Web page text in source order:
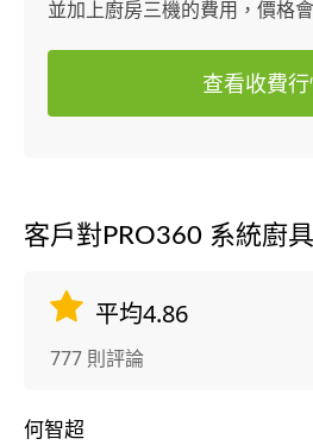
並加上廚房三機的費用，價格
查看收費
客戶對PRO360 系統廚
平均4.86
777 則評論
何智超